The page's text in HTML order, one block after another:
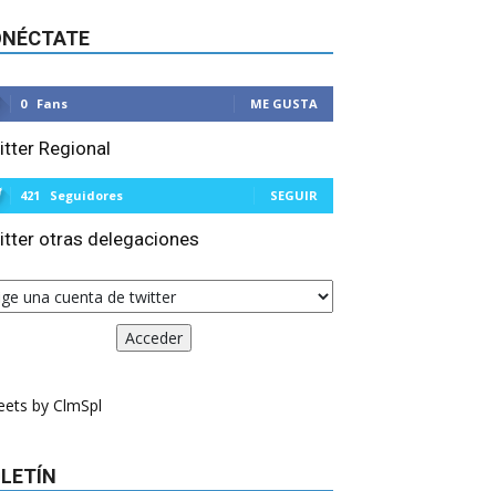
0 Fans ME GUSTA
Regional
421 Seguidores SEGUIR
otras delegaciones
by ClmSpl